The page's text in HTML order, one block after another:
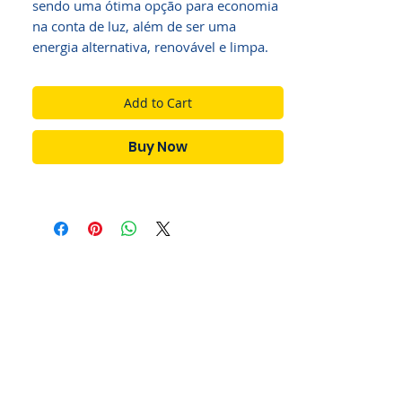
sendo uma ótima opção para economia
na conta de luz, além de ser uma
energia alternativa, renovável e limpa.
Add to Cart
Buy Now